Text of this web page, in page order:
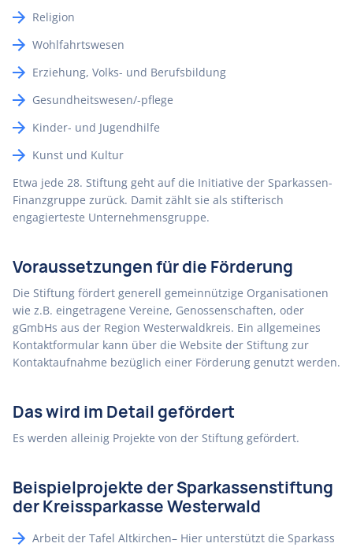
Religion
Wohlfahrtswesen
Erziehung, Volks- und Berufsbildung
Gesundheitswesen/-pflege
Kinder- und Jugendhilfe
Kunst und Kultur
Etwa jede 28. Stiftung geht auf die Initiative der Sparkassen-
Finanzgruppe zurück. Damit zählt sie als stifterisch
engagierteste Unternehmensgruppe.
Voraussetzungen für die Förderung
Die Stiftung fördert generell gemeinnützige Organisationen
wie z.B. eingetragene Vereine, Genossenschaften, oder
gGmbHs aus der Region Westerwaldkreis. Ein allgemeines
Kontaktformular kann über die Website der Stiftung zur
Kontaktaufnahme bezüglich einer Förderung genutzt werden.
Das wird im Detail gefördert
Es werden alleinig Projekte von der Stiftung gefördert.
Beispielprojekte der Sparkassenstiftung
der Kreissparkasse Westerwald
Arbeit der Tafel Altkirchen– Hier unterstützt die Sparkass